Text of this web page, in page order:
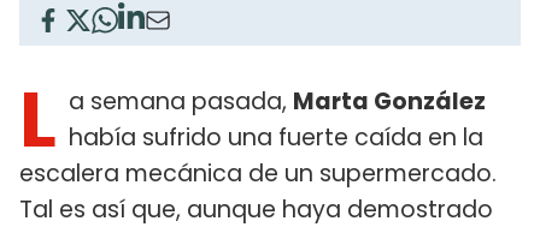
L a semana pasada, Marta González
había sufrido una fuerte caída en la
escalera mecánica de un supermercado.
Tal es así que, aunque haya demostrado